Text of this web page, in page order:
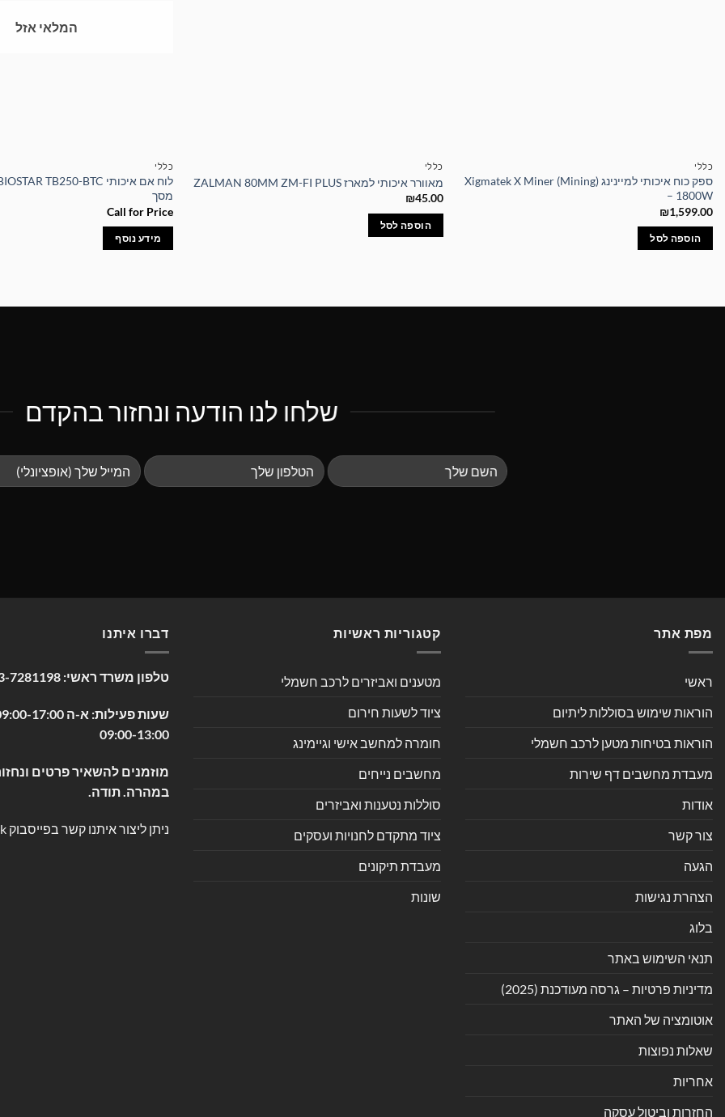
כללי
ספק כוח איכותי למיינינג Xigmatek X Miner (Mining)
– 1800W
₪1,599.00
הוספה לסל
כללי
מאוורר איכותי למארז ZALMAN 80MM ZM-FI PLUS
₪45.00
הוספה לסל
המלאי אזל
כללי
מסך
Call for Price
מידע נוסף
שלחו לנו הודעה ונחזור בהקדם
מפת אתר
ראשי
הוראות שימוש בסוללות ליתיום
הוראות בטיחות מטען לרכב חשמלי
מעבדת מחשבים דף שירות
אודות
צור קשר
הגעה
הצהרת נגישות
בלוג
תנאי השימוש באתר
מדיניות פרטיות – גרסה מעודכנת (2025)
אוטומציה של האתר
שאלות נפוצות
אחריות
החזרות וביטול עסקה
קטגוריות ראשיות
מטענים ואביזרים לרכב חשמלי
ציוד לשעות חירום
חומרה למחשב אישי וגיימינג
מחשבים נייחים
סוללות נטענות ואביזרים
ציוד מתקדם לחנויות ועסקים
מעבדת תיקונים
שונות
דברו איתנו
טלפון משרד ראשי: 7281198
09:00-13:00
מוזמנים להשאיר פרטים
במהרה. תודה.
ניתן ליצור איתנו קשר בפייסבוק